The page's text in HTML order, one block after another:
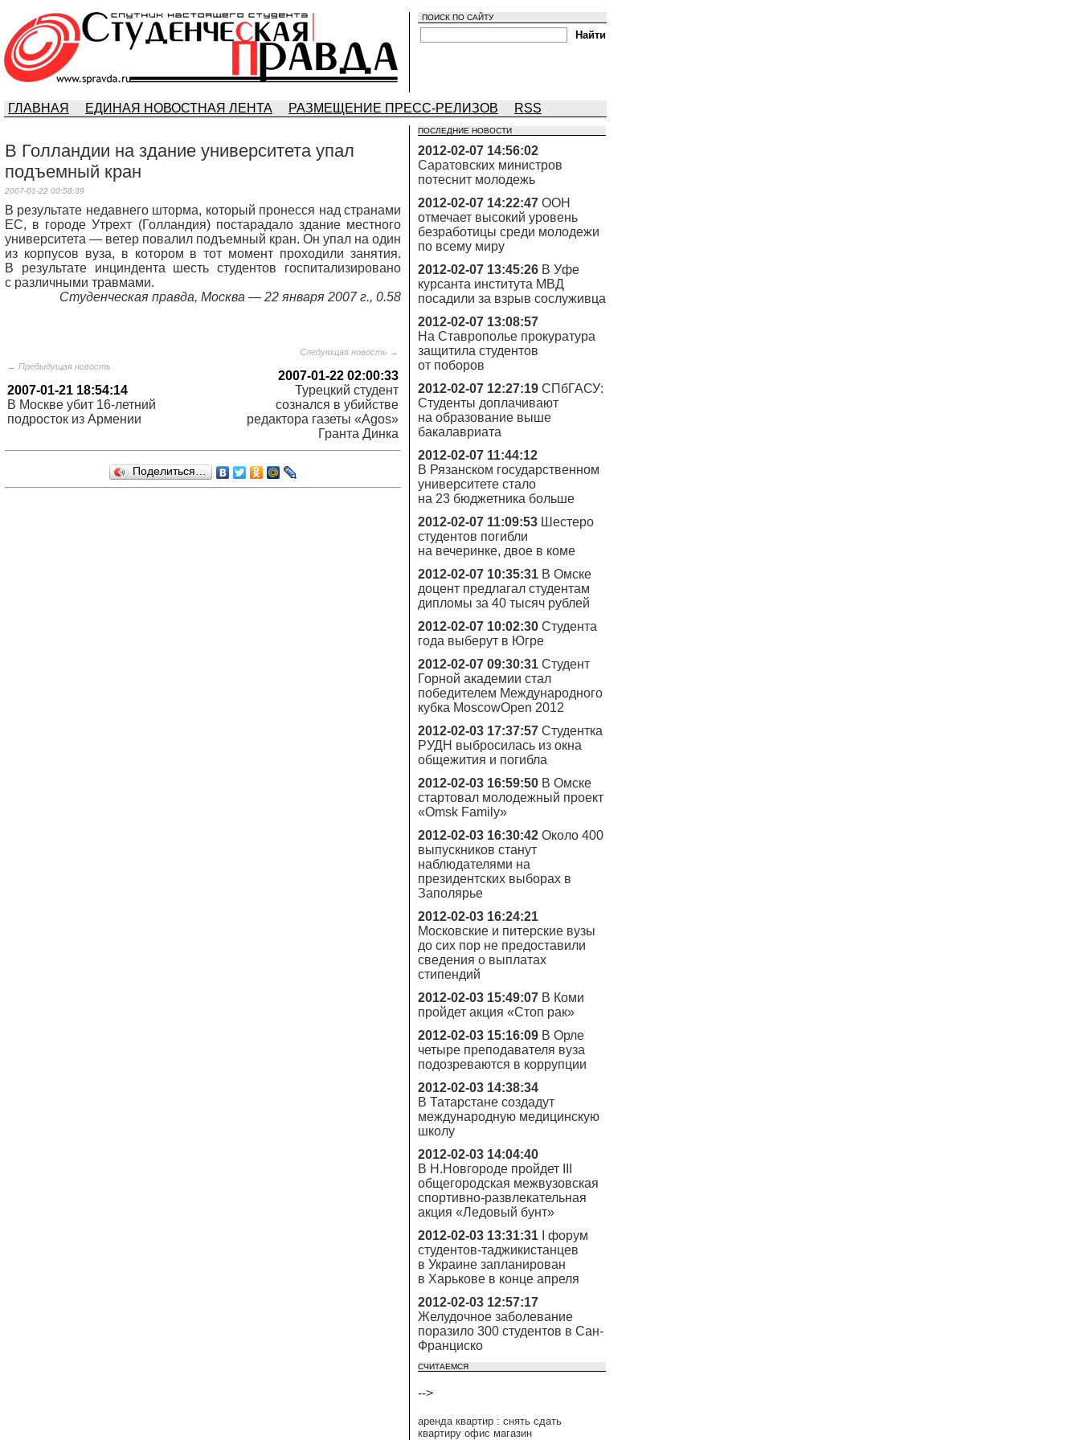
ПОИСК ПО САЙТУ
ГЛАВНАЯ ЕДИНАЯ НОВОСТНАЯ ЛЕНТА РАЗМЕЩЕНИЕ ПРЕСС-РЕЛИЗОВ RSS
В Голландии на здание университета упал
подъемный кран
2007-01-22 00:58:39
В результате недавнего шторма, который пронесся над странами
ЕС, в городе Утрехт (Голландия) постарадало здание местного
университета — ветер повалил подъемный кран. Он упал на один
из корпусов вуза, в котором в тот момент проходили занятия.
В результате инциндента шесть студентов госпитализировано
с различными травмами.
Студенческая правда, Москва — 22 января 2007 г., 0.58
← Предыдущая новость
2007-01-21 18:54:14
В Москве убит 16-летний
подросток из Армении
Следующая новость →
2007-01-22 02:00:33
Турецкий студент
сознался в убийстве
редактора газеты «Agos»
Гранта Динка
Поделиться…
ПОСЛЕДНИЕ НОВОСТИ
2012-02-07 14:56:02
Саратовских министров
потеснит молодежь
2012-02-07 14:22:47 ООН
отмечает высокий уровень
безработицы среди молодежи
по всему миру
2012-02-07 13:45:26 В Уфе
курсанта института МВД
посадили за взрыв сослуживца
2012-02-07 13:08:57
На Ставрополье прокуратура
защитила студентов
от поборов
2012-02-07 12:27:19 СПбГАСУ:
Студенты доплачивают
на образование выше
бакалавриата
2012-02-07 11:44:12
В Рязанском государственном
университете стало
на 23 бюджетника больше
2012-02-07 11:09:53 Шестеро
студентов погибли
на вечеринке, двое в коме
2012-02-07 10:35:31 В Омске
доцент предлагал студентам
дипломы за 40 тысяч рублей
2012-02-07 10:02:30 Студента
года выберут в Югре
2012-02-07 09:30:31 Студент
Горной академии стал
победителем Международного
кубка MoscowOpen 2012
2012-02-03 17:37:57 Студентка
РУДН выбросилась из окна
общежития и погибла
2012-02-03 16:59:50 В Омске
стартовал молодежный проект
«Omsk Family»
2012-02-03 16:30:42 Около 400
выпускников станут
наблюдателями на
президентских выборах в
Заполярье
2012-02-03 16:24:21
Московские и питерские вузы
до сих пор не предоставили
сведения о выплатах
стипендий
2012-02-03 15:49:07 В Коми
пройдет акция «Стоп рак»
2012-02-03 15:16:09 В Орле
четыре преподавателя вуза
подозреваются в коррупции
2012-02-03 14:38:34
В Татарстане создадут
международную медицинскую
школу
2012-02-03 14:04:40
В Н.Новгороде пройдет III
общегородская межвузовская
спортивно-развлекательная
акция «Ледовый бунт»
2012-02-03 13:31:31
I форум
студентов-таджикистанцев
в Украине запланирован
в Харькове в конце апреля
2012-02-03 12:57:17
Желудочное заболевание
поразило 300 студентов в Сан-
Франциско
СЧИТАЕМСЯ
-->
аренда квартир : снять сдать
квартиру офис магазин